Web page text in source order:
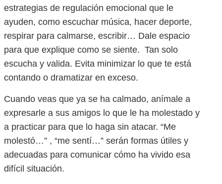
estrategias de regulación emocional que le
ayuden, como escuchar música, hacer deporte,
respirar para calmarse, escribir… Dale espacio
para que explique como se siente. Tan solo
escucha y valida. Evita minimizar lo que te está
contando o dramatizar en exceso.
Cuando veas que ya se ha calmado, anímale a
expresarle a sus amigos lo que le ha molestado y
a practicar para que lo haga sin atacar. “Me
molestó…” , “me sentí…” serán formas útiles y
adecuadas para comunicar cómo ha vivido esa
difícil situación.